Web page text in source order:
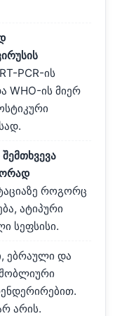
PCR-ის
WHO-ის მიერ
როგორც
ატიპური
სეფსისი.
ებრაული და
არის.